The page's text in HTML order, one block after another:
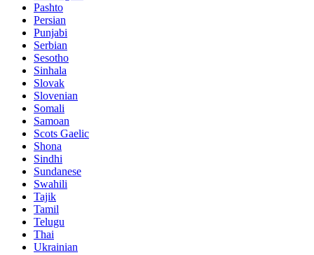
Pashto
Persian
Punjabi
Serbian
Sesotho
Sinhala
Slovak
Slovenian
Somali
Samoan
Scots Gaelic
Shona
Sindhi
Sundanese
Swahili
Tajik
Tamil
Telugu
Thai
Ukrainian